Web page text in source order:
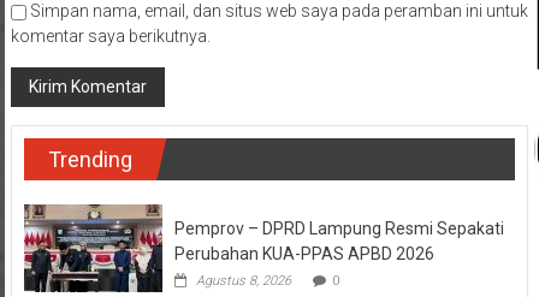
Simpan nama, email, dan situs web saya pada peramban ini untuk
komentar saya berikutnya.
Trending
Pemprov – DPRD Lampung Resmi Sepakati
Perubahan KUA-PPAS APBD 2026
Agustus 8, 2026 0